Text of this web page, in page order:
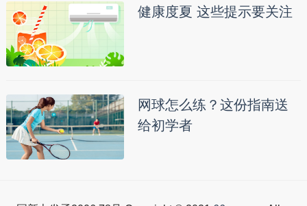
健康度夏 这些提示要关注
网球怎么练？这份指南送
给初学者